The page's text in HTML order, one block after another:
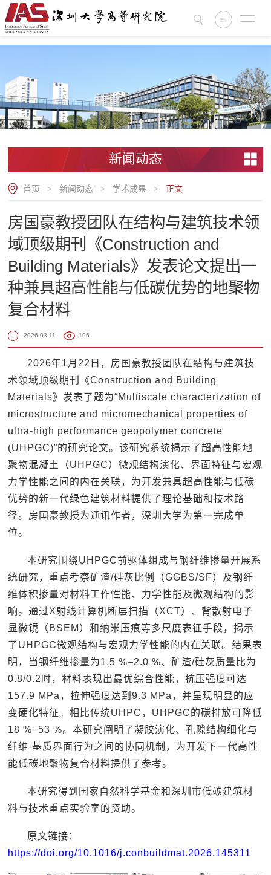
EN
新闻动态
首页 > 新闻动态 > 学术成果 > 正文
房国豪教授团队在结构与建筑技术领
域顶级期刊《Construction and
Building Materials》发表论文提出一
种兼具超高性能与低碳优势的地聚物
复合材料
2026-03-11 196
2026年1月22日，房国豪教授团队在结构与建筑技
术领域顶级期刊《Construction and Building
Materials》发表了题为“Multiscale characterization of
microstructure and micromechanical properties of
ultra-high performance geopolymer concrete
(UHPGC)”的研究论文。该研究系统揭示了超高性能地
聚物混凝土（UHPGC）微观结构演化、界面特征与宏观
力学性能之间的内在关联，为开发兼具超高性能与低碳
优势的新一代绿色建筑材料提供了理论基础和技术路
径。房国豪教授为通讯作者，深圳大学为第一完成单
位。
本研究围绕UHPGC前驱体组成与钢纤维掺量开展系
统研究，重点考察矿渣/硅灰比例（GGBS/SF）及钢纤
维体积掺量对材料工作性能、力学性能及微观结构的影
响。通过X射线计算机断层扫描（XCT）、背散射电子
显微镜（BSEM）和纳米压痕等多尺度表征手段，揭示
了UHPGC微观结构与宏观力学性能的内在关联。结果表
明，当钢纤维掺量为1.5 %–2.0 %、矿渣/硅灰质量比为
0.8/0.2时，材料表现出最优综合性能，抗压强度可达
157.9 MPa，拉伸强度达到9.3 MPa，并呈现明显的应
变硬化特征。相比传统UHPC，UHPGC的碳排放可降低
18 %–53 %。本研究阐明了凝胶演化、孔隙结构细化与
纤维-基质界面行为之间的协同机制，为开发下一代高性
能低碳地聚物复合材料提供了参考。
本研究得到国家自然科学基金和深圳市低碳建筑材
料与技术重点实验室的资助。
原文链接：
https://doi.org/10.1016/j.conbuildmat.2026.145311